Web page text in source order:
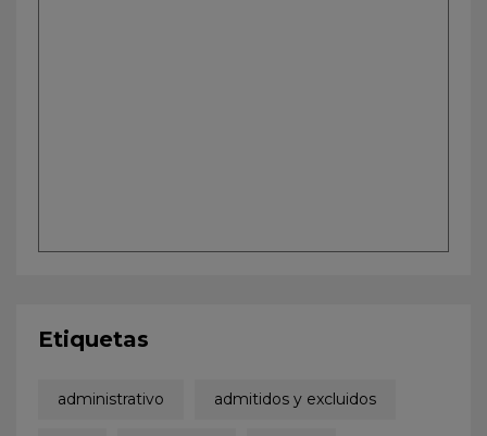
Etiquetas
administrativo admitidos y excluidos